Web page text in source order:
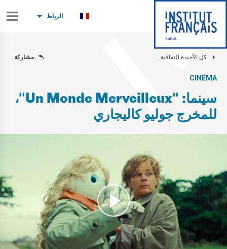
الرباط
كل الأجندة الثقافية مشاركة
CINÉMA
سينما: "Un Monde Merveilleux"،
للمخرج جوليو كاليجاري